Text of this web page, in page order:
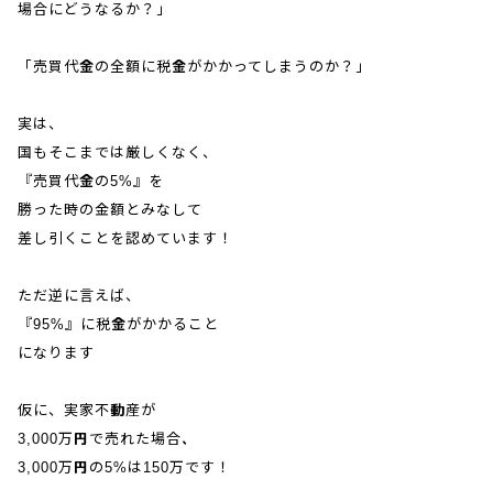
場合にどうなるか？」
「売買代金の全額に税金がかかってしまうのか？」
実は、
国もそこまでは厳しくなく、
『売買代金の5%』を
勝った時の金額とみなして
差し引くことを認めています！
ただ逆に言えば、
『95%』に税金がかかること
になります
仮に、実家不動産が
3,000万円で売れた場合、
3,000万円の5%は150万です！